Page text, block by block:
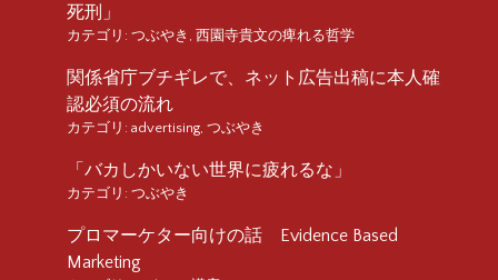
死刑」
カテゴリ: つぶやき , 西園寺貴文の痺れる哲学
関係省庁ブチギレで、ネット広告出稿に本人確
認必須の流れ
カテゴリ: advertising, つぶやき
「バカしかいない世界に疲れるな」
カテゴリ: つぶやき
プロマーケター向けの話 Evidence Based
Marketing